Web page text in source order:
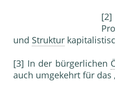
und Struktur
[3] In der bürgerlichen
auch umgekehrt für das